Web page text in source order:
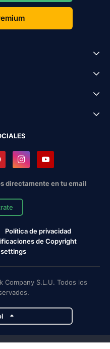
directamente en tu email
Política de privacidad
de Copyright
S.L.U. Todos los